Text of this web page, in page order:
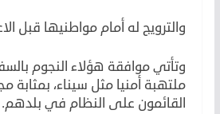
والترويج له أمام مواطنيها قبل
وتأتي موافقة هؤلاء النجوم
ملتهبة أمنيا مثل سيناء، بمثابة
القائمون على النظام في بلدهم.